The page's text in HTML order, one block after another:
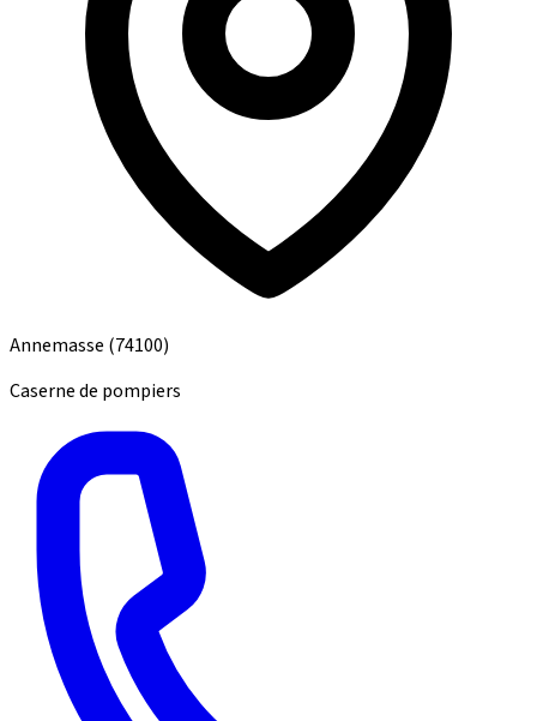
Annemasse (74100)
Caserne de pompiers